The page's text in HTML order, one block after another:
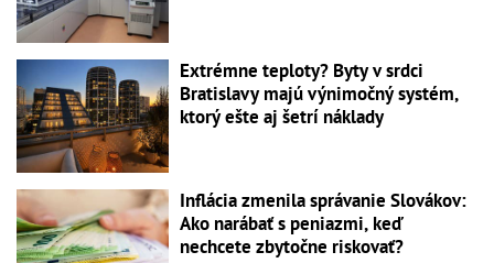
Extrémne teploty? Byty v srdci
Bratislavy majú výnimočný systém,
ktorý ešte aj šetrí náklady
Inflácia zmenila správanie Slovákov:
Ako narábať s peniazmi, keď
nechcete zbytočne riskovať?